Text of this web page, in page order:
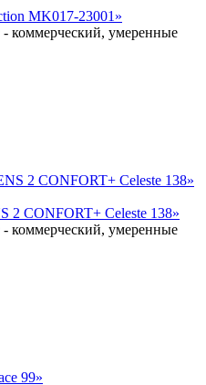
MK017-23001»
- коммерческий, умеренные
2 CONFORT+ Celeste 138»
- коммерческий, умеренные